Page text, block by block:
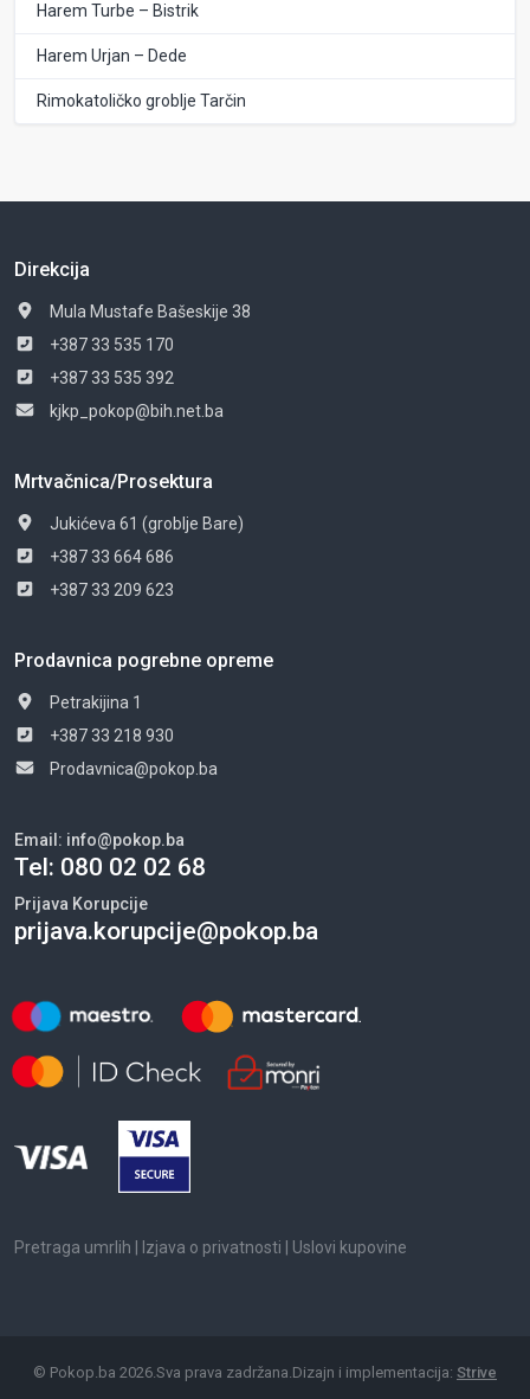
Harem Turbe – Bistrik
Harem Urjan – Dede
Rimokatoličko groblje Tarčin
Direkcija
Mula Mustafe Bašeskije 38
+387 33 535 170
+387 33 535 392
kjkp_pokop@bih.net.ba
Mrtvačnica/Prosektura
Jukićeva 61 (groblje Bare)
+387 33 664 686
+387 33 209 623
Prodavnica pogrebne opreme
Petrakijina 1
+387 33 218 930
Prodavnica@pokop.ba
Email: info@pokop.ba
Tel: 080 02 02 68
Prijava Korupcije
prijava.korupcije@pokop.ba
Pretraga umrlih Izjava o privatnosti Uslovi kupovine
© Pokop.ba 2026.Sva prava zadržana.Dizajn i implementacija: Strive